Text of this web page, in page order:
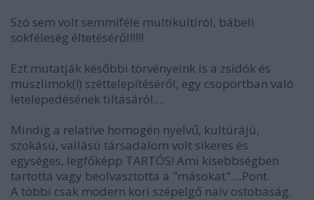
Szó sem volt semmiféle multikultiról, bábeli
sokféleség éltetéséről!!!!!
Ezt mutatják későbbi törvényeink is a zsidók és
muszlimok(!) széttelepítéséről, egy csoportban való
letelepedésének tiltásáról....
Mindig a relatíve homogén nyelvű, kultúrájú,
szokású, vallású társadalom volt sikeres és
egységes, legfőképp TARTÓS! Ami kisebbségben
tartotta vagy beolvasztotta a "másokat"....Pont.
A többi csak modern kori szépelgő naív ostobaság.